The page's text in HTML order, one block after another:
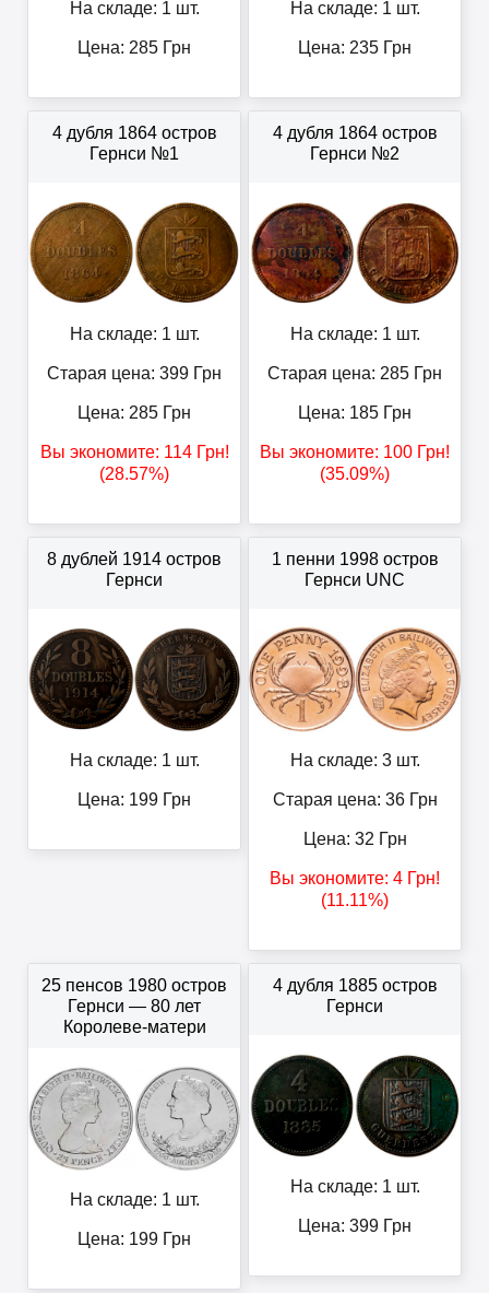
На складе: 1 шт.
Цена: 285 Грн
На складе: 1 шт.
Цена: 235 Грн
4 дубля 1864 остров
Гернси №1
На складе: 1 шт.
Старая цена: 399 Грн
Цена: 285 Грн
Вы экономите: 114Грн!
(28.57%)
4 дубля 1864 остров
Гернси №2
На складе: 1 шт.
Старая цена: 285 Грн
Цена: 185 Грн
Вы экономите: 100 Грн!
(35.09%)
8 дублей 1914 остров
Гернси
На складе: 1 шт.
Цена: 199 Грн
1 пенни 1998 остров
Гернси UNC
На складе: 3 шт.
Старая цена: 36Грн
Цена: 32 Грн
Вы экономите: 4 Грн!
(11.11%)
25 пенсов 1980 остров
Гернси — 80 лет
Королеве-матери
На складе: 1 шт.
Цена: 199 Грн
4 дубля 1885 остров
Гернси
На складе: 1 шт.
Цена: 399 Грн